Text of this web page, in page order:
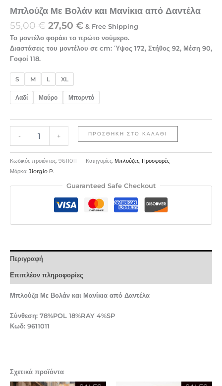
Μπλούζα Με Βολάν και Μανίκια από Δαντέλα
55,00€ 27,50 € & Free Shipping
Το μοντέλο φοράει το πρώτο νούμερο.
Διαστάσεις του μοντέλου σε cm: Ύψος 172, Στήθος 92, Μέση 90,
Γοφοί 118.
S M L XL
Λαδί Μαύρο Μπορντό
- + ΠΡΟΣΘΉΚΗ ΣΤΟ ΚΑΛΆΘΙ
Κωδικός προϊόντος: 9611011 Κατηγορίες: Μπλούζες Προσφορές
Μάρκα: Jiorgio P.
Guaranteed Safe Checkout
Περιγραφή
Επιπλέον πληροφορίες
Μπλούζα Με Βολάν και Μανίκια από Δαντέλα
Σύνθεση: 78%POL 18%RAY 4%SP
Κωδ: 9611011
Σχετικά προϊόντα